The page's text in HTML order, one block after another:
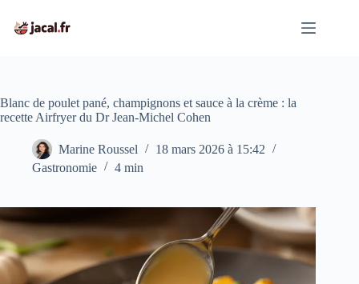
contenu
Blanc de poulet pané, champignons et sauce à la crème : la
recette Airfryer du Dr Jean-Michel Cohen
Marine Roussel
18 mars 2026 à 15:42
Gastronomie
4 min